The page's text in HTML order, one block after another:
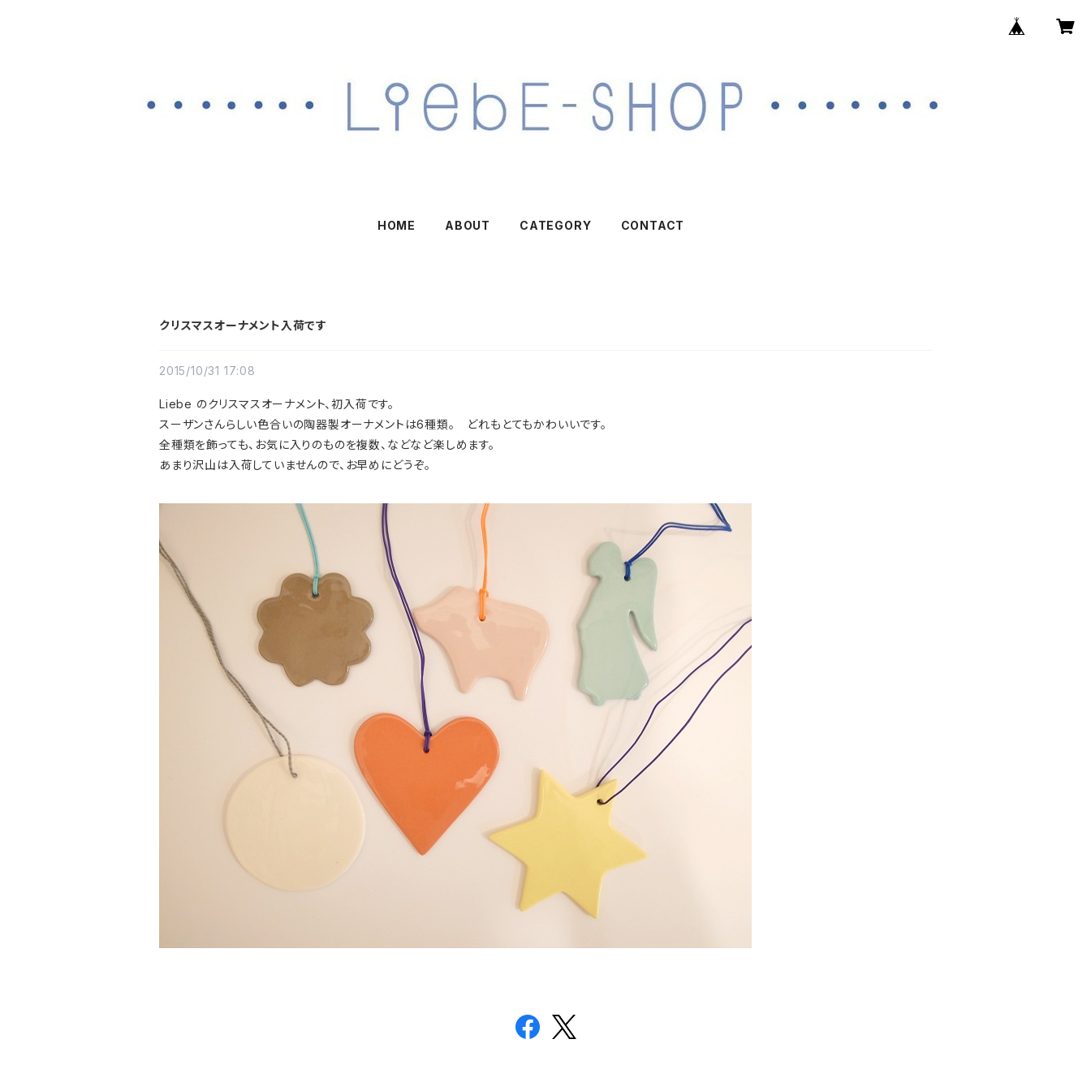
HOME ABOUT CATEGORY CONTACT
クリスマスオーナメント入荷です
2015/10/31 17:08
Liebe のクリスマスオーナメント、初入荷です。
スーザンさんらしい色合いの陶器製オーナメントは6種類。 どれもとてもかわいいです。
全種類を飾っても、お気に入りのものを複数、などなど楽しめます。
あまり沢山は入荷していませんので、お早めにどうぞ。